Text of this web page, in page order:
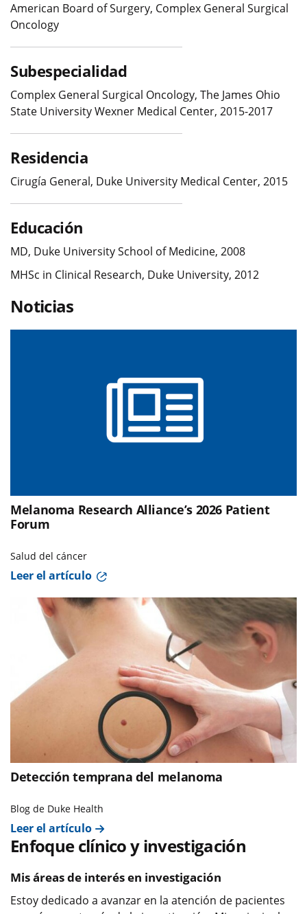
American Board of Surgery, Complex General Surgical
Oncology
Subespecialidad
Complex General Surgical Oncology, The James Ohio
State University Wexner Medical Center, 2015-2017
Residencia
Cirugía General, Duke University Medical Center, 2015
Educación
MD, Duke University School of Medicine, 2008
MHSc in Clinical Research, Duke University, 2012
Noticias
Melanoma Research Alliance’s 2026 Patient
Forum
Salud del cáncer
Leer el artículo
Detección temprana del melanoma
Blog de Duke Health
Leer el artículo
Enfoque clínico y investigación
Mis áreas de interés en investigación
Estoy dedicado a avanzar en la atención de pacientes